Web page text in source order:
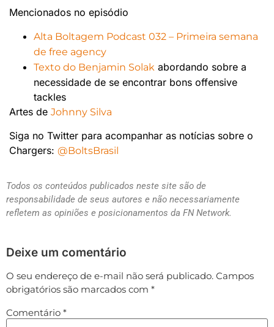
Mencionados no episódio
Alta Boltagem Podcast 032 – Primeira semana
de free agency
Texto do Benjamin Solak abordando sobre a
necessidade de se encontrar bons offensive
tackles
Artes de Johnny Silva
Siga no Twitter para acompanhar as notícias sobre o
Chargers: @BoltsBrasil
Todos os conteúdos publicados neste site são de
responsabilidade de seus autores e não necessariamente
refletem as opiniões e posicionamentos da FN Network.
Deixe um comentário
O seu endereço de e-mail não será publicado. Campos
obrigatórios são marcados com *
Comentário *